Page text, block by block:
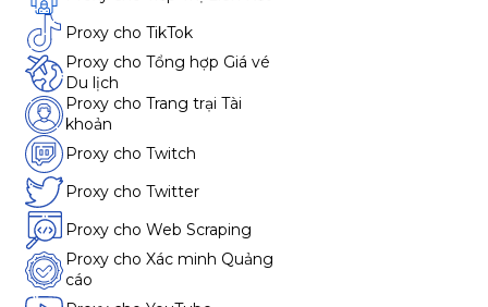
Proxy cho TikTok
Proxy cho Tổng hợp Giá vé
Du lịch
Proxy cho Trang trại Tài
khoản
Proxy cho Twitch
Proxy cho Twitter
Proxy cho Web Scraping
Proxy cho Xác minh Quảng
cáo